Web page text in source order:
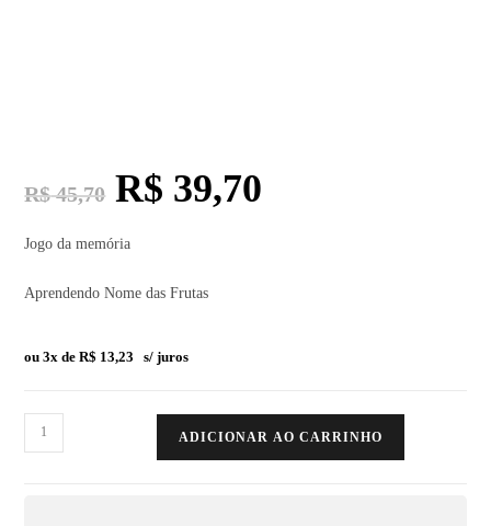
R$45,70 R$ 39,70
Jogo da memória
Aprendendo Nome das Frutas
ou 3x deR$ 13,23 s/ juros
ADICIONAR AO CARRINHO